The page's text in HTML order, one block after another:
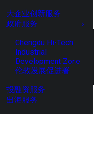
大企业创新服务
政府服务
Chengdu Hi-Tech
Industrial
Development Zone
伦敦发展促进署
投融资服务
出海服务